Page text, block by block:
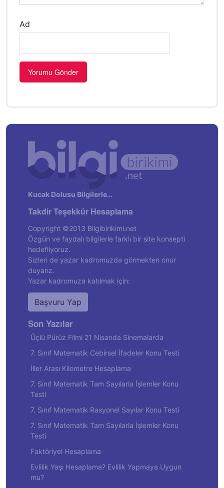
Ad
Kucak Dolusu Bilgilerle…
Takdir Teşekkür Hesaplama
Copyright ©2013 Bilgibirikimi.net
Özgün ve faydalı bilgilerle farklı bir site konsepti
hedefliyoruz.
Sizleri de yazar kadromuzda görmekten onur
duyarız.
Yazar kadromuza katılmak için:
Başvuru Yap
Son Yazılar
Üçlü Pürüz Filmi 21 Nisanda Sinemalarda
7. Sınıf Matematik Cebirsel İfadeler Konu Testi
İller Arası Kilometre Hesaplama
7. Sınıf Matematik Tam Sayılarla İşlemler Konu
Testi
7. Sınıf Matematik Rasyonel Sayılar Konu Testi
7. Sınıf Matematik Tam Sayılarla İşlemler Konu
Testi
Faktöriyel Hesaplama
Evlilik Yaşı Hesaplama? Evlilik Yapmaya Uygun
mu?